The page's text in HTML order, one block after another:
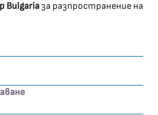
Bulgariaза разпространение на